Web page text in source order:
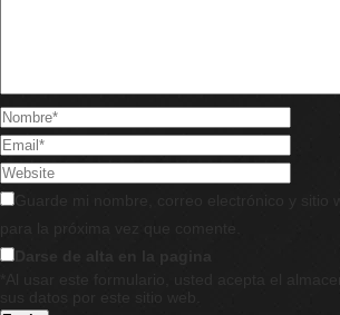
para la próxima vez que comente.
sus datos por este sitio web.